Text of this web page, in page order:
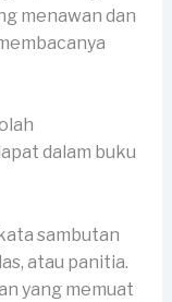
menawan dan
dalam buku
sambutan
atau panitia.
yang memuat